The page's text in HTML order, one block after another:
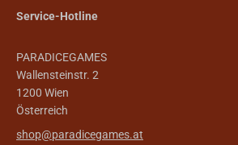
Service-Hotline
PARADICEGAMES
Wallensteinstr. 2
1200 Wien
Österreich
shop@paradicegames.at